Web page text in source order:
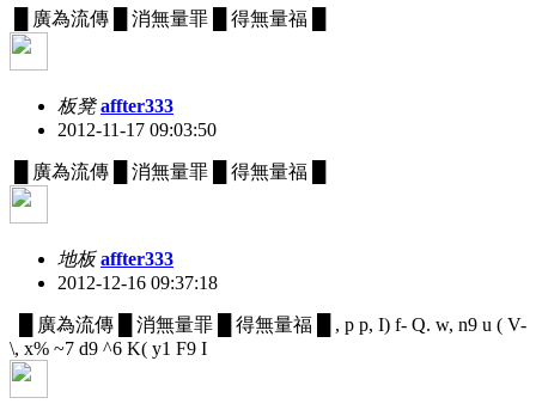
█ 廣為流傳 █ 消無量罪 █ 得無量福 █
板凳 affter333
2012-11-17 09:03:50
█ 廣為流傳 █ 消無量罪 █ 得無量福 █
地板 affter333
2012-12-16 09:37:18
█ 廣為流傳 █ 消無量罪 █ 得無量福 █ , p p, I) f- Q. w, n9 u ( V-
\, x% ~7 d9 ^6 K( y1 F9 I